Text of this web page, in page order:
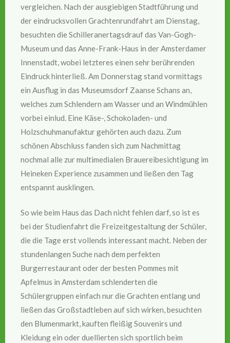
vergleichen. Nach der ausgiebigen Stadtführung und
der eindrucksvollen Grachtenrundfahrt am Dienstag,
besuchten die Schilleranertagsdrauf das Van-Gogh-
Museum und das Anne-Frank-Haus in der Amsterdamer
Innenstadt, wobei letzteres einen sehr berührenden
Eindruck hinterließ. Am Donnerstag stand vormittags
ein Ausflug in das Museumsdorf Zaanse Schans an,
welches zum Schlendern am Wasser und an Windmühlen
vorbei einlud. Eine Käse-, Schokoladen- und
Holzschuhmanufaktur gehörten auch dazu. Zum
schönen Abschluss fanden sich zum Nachmittag
nochmal alle zur multimedialen Brauereibesichtigung im
Heineken Experience zusammen und ließen den Tag
entspannt ausklingen.
So wie beim Haus das Dach nicht fehlen darf, so ist es
bei der Studienfahrt die Freizeitgestaltung der Schüler,
die die Tage erst vollends interessant macht. Neben der
stundenlangen Suche nach dem perfekten
Burgerrestaurant oder der besten Pommes mit
Apfelmus in Amsterdam schlenderten die
Schülergruppen einfach nur die Grachten entlang und
ließen das Großstadtleben auf sich wirken, besuchten
den Blumenmarkt, kauften fleißig Souvenirs und
Kleidung ein oder duellierten sich sportlich beim